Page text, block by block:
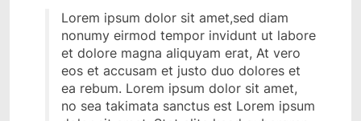
Lorem ipsum dolor sit amet,sed diam
nonumy eirmod tempor invidunt ut labore
et dolore magna aliquyam erat, At vero
eos et accusam et justo duo dolores et
ea rebum. Lorem ipsum dolor sit amet,
no sea takimata sanctus est Lorem ipsum